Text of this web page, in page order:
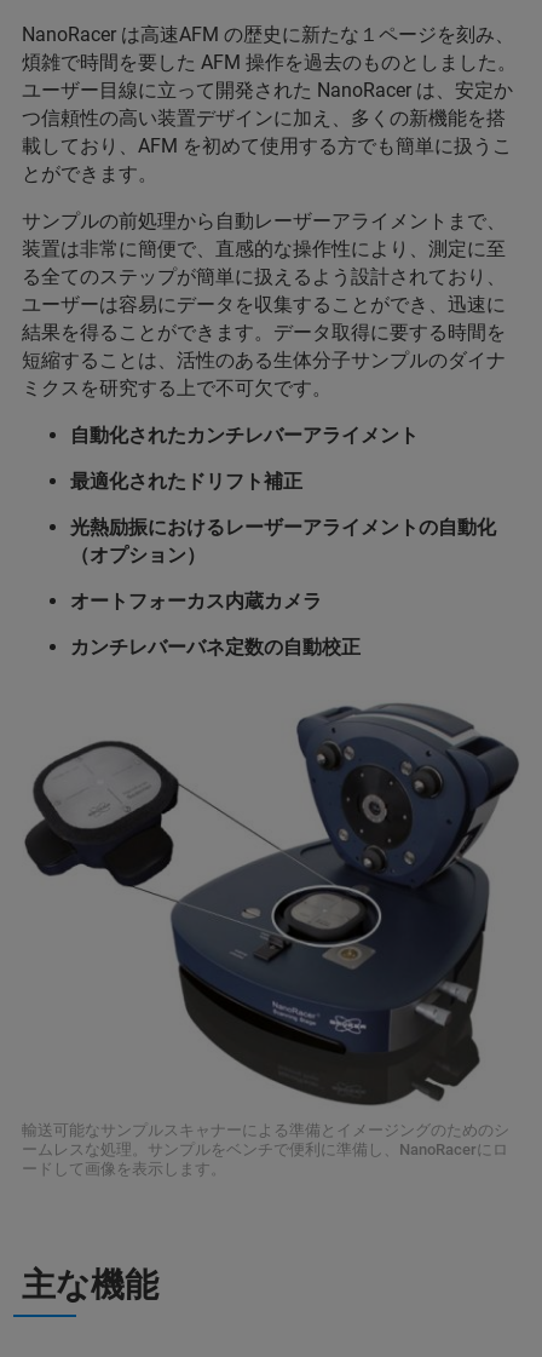
NanoRacer は高速AFM の歴史に新たな１ページを刻み、
煩雑で時間を要した AFM 操作を過去のものとしました。
ユーザー目線に立って開発された NanoRacer は、安定か
つ信頼性の高い装置デザインに加え、多くの新機能を搭
載しており、AFM を初めて使用する方でも簡単に扱うこ
とができます。
サンプルの前処理から自動レーザーアライメントまで、
装置は非常に簡便で、直感的な操作性により、測定に至
る全てのステップが簡単に扱えるよう設計されており、
ユーザーは容易にデータを収集することができ、迅速に
結果を得ることができます。データ取得に要する時間を
短縮することは、活性のある生体分子サンプルのダイナ
ミクスを研究する上で不可欠です。
自動化されたカンチレバーアライメント
最適化されたドリフト補正
光熱励振におけるレーザーアライメントの自動化
（オプション）
オートフォーカス内蔵カメラ
カンチレバーバネ定数の自動校正
輸送可能なサンプルスキャナーによる準備とイメージングのためのシ
ームレスな処理。サンプルをベンチで便利に準備し、NanoRacerにロ
ードして画像を表示します。
主な機能